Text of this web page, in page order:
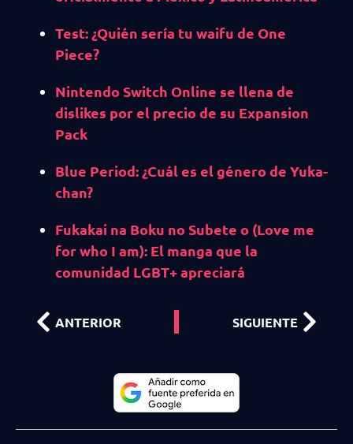
Test: ¿Quién sería tu waifu de One
Piece?
Nintendo Switch Online se llena de
dislikes por el precio de su Expansion
Pack
Blue Period: ¿Cuál es el género de Yuka-
chan?
Fukakai na Boku no Subete o (Love me
for who I am): El manga que la
comunidad LGBT+ apreciará
ANTERIOR SIGUIENTE